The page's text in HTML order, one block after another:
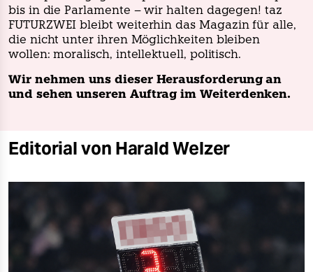
bis in die Parlamente – wir halten dagegen! taz
FUTURZWEI bleibt weiterhin das Magazin für alle,
die nicht unter ihren Möglichkeiten bleiben
wollen: moralisch, intellektuell, politisch.
Wir nehmen uns dieser Herausforderung an
und sehen unseren Auftrag im Weiterdenken.
Editorial von Harald Welzer